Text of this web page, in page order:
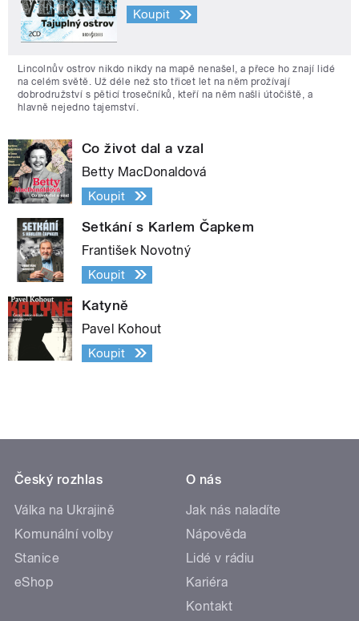
Koupit
Lincolnův ostrov nikdo nikdy na mapě nenašel, a přece ho znají lidé
na celém světě. Už déle než sto třicet let na něm prožívají
dobrodružství s pěticí trosečníků, kteří na něm našli útočiště, a
hlavně nejedno tajemství.
Co život dal a vzal
Betty MacDonaldová
Koupit
Setkání s Karlem Čapkem
František Novotný
Koupit
Katyně
Pavel Kohout
Koupit
Český rozhlas
Válka na Ukrajině
Komunální volby
Stanice
eShop
O nás
Jak nás naladíte
Nápověda
Lidé v rádiu
Kariéra
Kontakt